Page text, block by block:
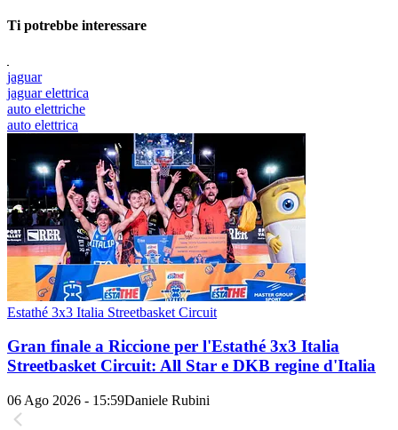
Ti potrebbe interessare
jaguar
jaguar elettrica
auto elettriche
auto elettrica
Estathé 3x3 Italia Streetbasket Circuit
Gran finale a Riccione per l'Estathé 3x3 Italia
Streetbasket Circuit: All Star e DKB regine d'Italia
06 Ago 2026 - 15:59Daniele Rubini